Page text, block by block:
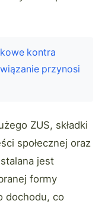
kontra
przynosi
ZUS, składki
społecznej oraz
jest
formy
dochodu, co